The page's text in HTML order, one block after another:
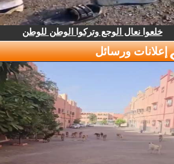
خلعوا نعال الوجع وتركوا الوطن للوطن
إعلانات ورسائل